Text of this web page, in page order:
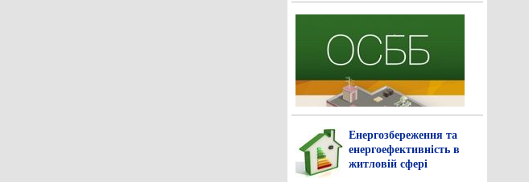
Енергозбереження та
енергоефективність в
житловій сфері